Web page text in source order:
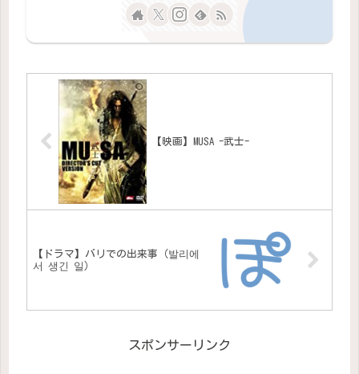
【映画】MUSA -武士-
【ドラマ】バリでの出来事（발리에
서 생긴 일）
スポンサーリンク